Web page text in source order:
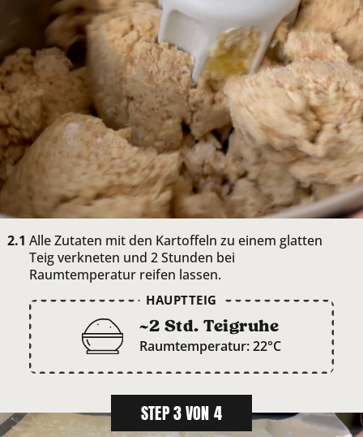
Alle Zutaten mit den Kartoffeln zu einem glatten
Teig verkneten und 2 Stunden bei
Raumtemperatur reifen lassen.
HAUPTTEIG
~2 Std. Teigruhe
Raumtemperatur: 22°C
STEP 3 VON 4